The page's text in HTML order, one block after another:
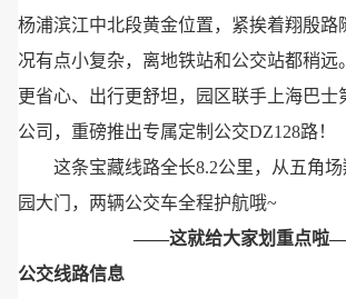
杨浦滨江中北段黄金位置，紧挨着翔殷路
况有点小复杂，离地铁站和公交站都稍远
更省心、出行更舒坦，园区联手上海巴士
公司，重磅推出专属定制公交DZ128路！
这条宝藏线路全长8.2公里，从五角
园大门，两辆公交车全程护航哦~
——这就给大家划重点啦
公交线路信息